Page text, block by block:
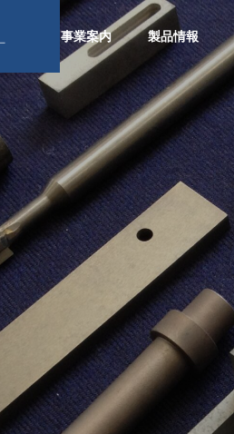
事業案内 製品情報
ファインセラ
ミックス部品
加工
Fine ceramic
parts
processing